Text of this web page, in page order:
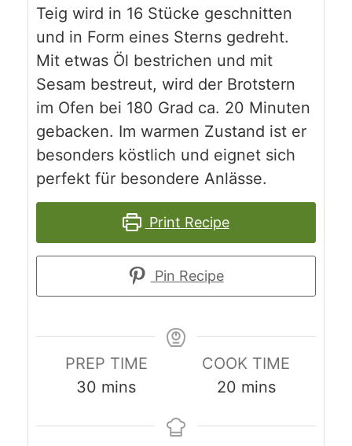
Teig wird in 16 Stücke geschnitten
und in Form eines Sterns gedreht.
Mit etwas Öl bestrichen und mit
Sesam bestreut, wird der Brotstern
im Ofen bei 180 Grad ca. 20 Minuten
gebacken. Im warmen Zustand ist er
besonders köstlich und eignet sich
perfekt für besondere Anlässe.
Print Recipe
Pin Recipe
PREP TIME
30 minutes
mins
COOK TIME
20minutes
mins